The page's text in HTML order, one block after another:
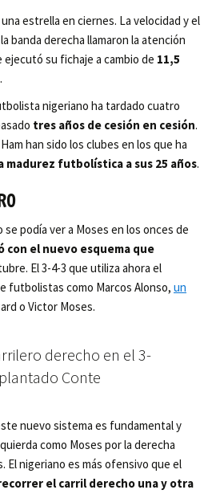
estrella en ciernes. La velocidad y el
banda derecha llamaron la atención
su fichaje a cambio de 11,5
.
nigeriano ha tardado cuatro
tres años de cesión en cesión.
han sido los clubes en los que ha
madurez futbolística a sus 25 años.
podía ver a Moses en los onces de
con el nuevo esquema que
El 3-4-3 que utiliza ahora el
futbolistas como Marcos Alonso, un
o Victor Moses.
derecho en el 3-
Conte
nuevo sistema es fundamental y
como Moses por la derecha
El nigeriano es más ofensivo que el
el carril derecho una y otra